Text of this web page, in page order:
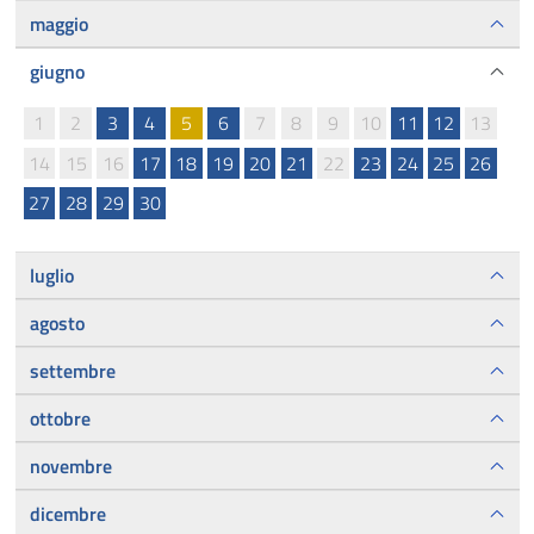
maggio
giugno
1
2 3 4 5 6 7 8 9 10 11 12
13
14
15 16 17 18 19 20 21 22 23 24 25
26
27
28 29 30
luglio
agosto
settembre
ottobre
novembre
dicembre